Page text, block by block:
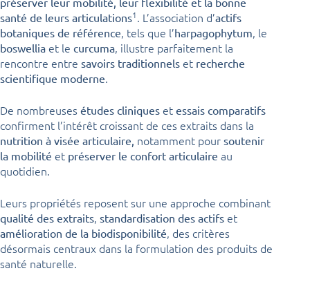
santé de leurs articulations1. L’association d’actifs
botaniques de référence, tels que l’harpagophytum, le
boswellia et le curcuma, illustre parfaitement la
rencontre entre savoirs traditionnels et recherche
scientifique moderne.
De nombreuses études cliniques et essais comparatifs
confirment l’intérêt croissant de ces extraits dans la
nutrition à visée articulaire, notamment pour soutenir
la mobilité et préserver le confort articulaire au
quotidien.
Leurs propriétés reposent sur une approche combinant
qualité des extraits, standardisation des actifs et
amélioration de la biodisponibilité, des critères
désormais centraux dans la formulation des produits de
santé naturelle.